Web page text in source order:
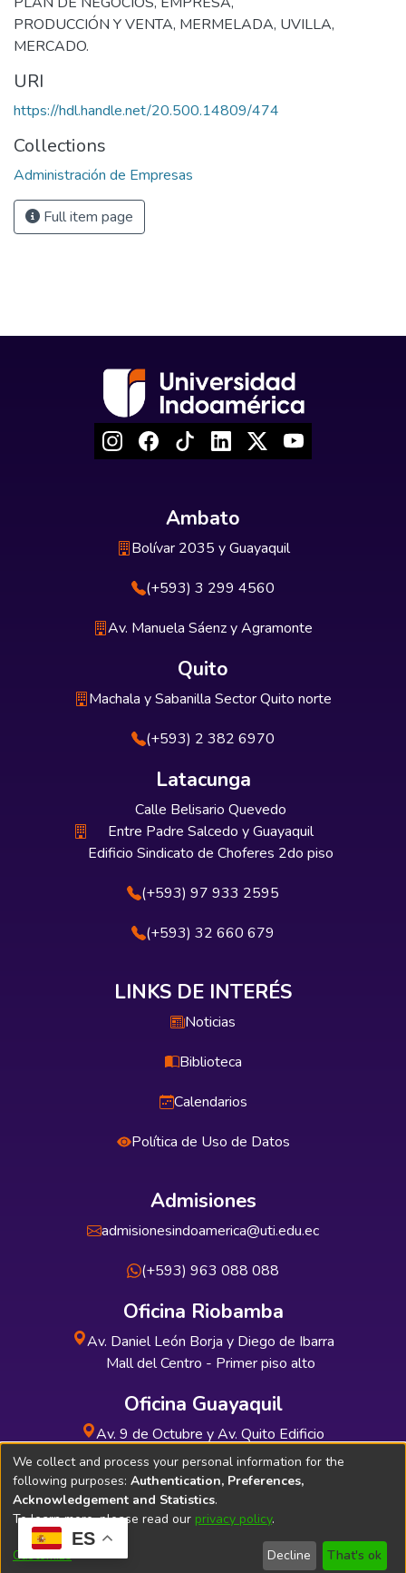
ES
PRODUCCIÓN Y VENTA, MERMELADA, UVILLA,
MERCADO.
URI
https://hdl.handle.net/20.500.14809/474
Collections
Administración de Empresas
Full item page
Ambato
Bolívar 2035 y Guayaquil
(+593) 3 299 4560
Av. Manuela Sáenz y Agramonte
Quito
Machala y Sabanilla Sector Quito norte
(+593) 2 382 6970
Latacunga
Calle Belisario Quevedo
Entre Padre Salcedo y Guayaquil
Edificio Sindicato de Choferes 2do piso
(+593) 97 933 2595
(+593) 32 660 679
LINKS DE INTERÉS
Noticias
Biblioteca
Calendarios
Política de Uso de Datos
Admisiones
admisionesindoamerica@uti.edu.ec
(+593) 963 088 088
Oficina Riobamba
Av. Daniel León Borja y Diego de Ibarra
Mall del Centro - Primer piso alto
Oficina Guayaquil
Av. 9 de Octubre y Av. Quito Edificio
INDUAUTO - Planta baja
Soporte Técnico Bibliolatino.com
We collect and process your personal information for the
following purposes: Authentication, Preferences,
Acknowledgement and Statistics.
To learn more, please read our privacy policy.
Customize Decline That's ok